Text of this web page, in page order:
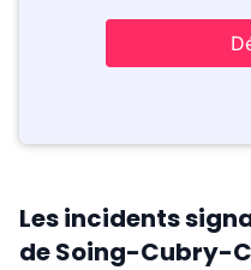
Les incidents
de Soing-Cubry-